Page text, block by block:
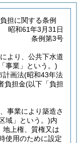
担に関する条例
昭和61年3月31日
条例第3号
より、公共下水道
事業」という。)
計画法(昭和43年法
負担金(以下「負担
事業により築造さ
域」という。)内
地上権、質権又は
使用のために設定